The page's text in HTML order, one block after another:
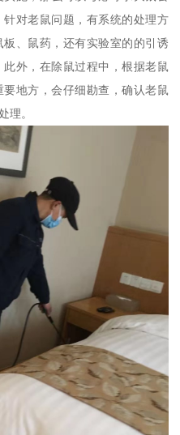
对老鼠问题，有系统的处理方
、鼠药，还有实验室的的引诱
外，在除鼠过程中，根据老鼠
地方，会仔细勘查，确认老鼠
理。